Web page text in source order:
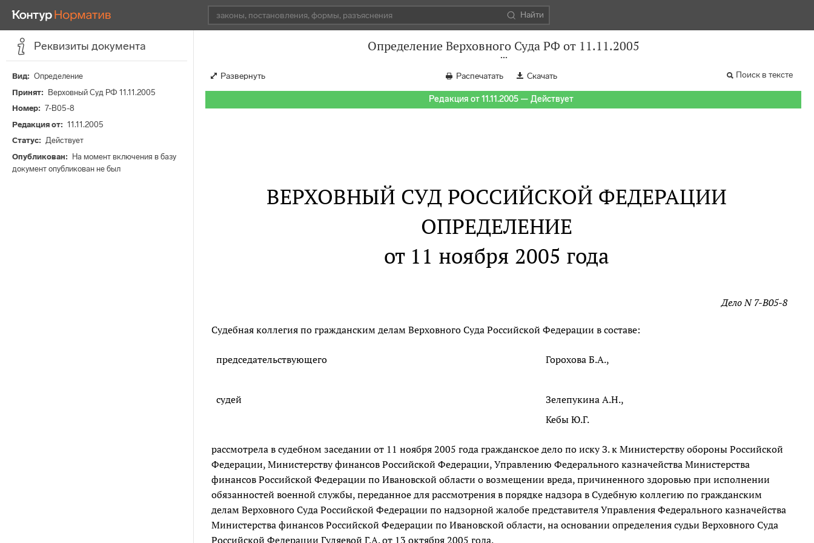
Найти
Реквизиты документа
Вид
Определение
Принят
Верховный Суд РФ 11.11.2005
Номер
7-В05-8
Редакция от
11.11.2005
Статус
Действует
Опубликован
На момент включения в базу
документ опубликован не был
Определение Верховного Суда РФ от 11.11.2005
Развернуть Распечатать Скачать Поиск в тексте
Редакция от 11.11.2005 — Действует
ВЕРХОВНЫЙ СУД РОССИЙСКОЙ ФЕДЕРАЦИИ
ОПРЕДЕЛЕНИЕ
от 11 ноября 2005 года
Дело N 7-В05-8
Судебная коллегия по гражданским делам Верховного Суда Российской Федерации в составе:
председательствующего Горохова Б.А.,
судей
Зелепукина А.Н.,
Кебы Ю.Г.
рассмотрела в судебном заседании от 11 ноября 2005 года гражданское дело по иску З. к Министерству обороны Российской
Федерации, Министерству финансов Российской Федерации, Управлению Федерального казначейства Министерства
финансов Российской Федерации по Ивановской области о возмещении вреда, причиненного здоровью при исполнении
обязанностей военной службы, переданное для рассмотрения в порядке надзора в Судебную коллегию по гражданским
делам Верховного Суда Российской Федерации по надзорной жалобе представителя Управления Федерального казначейства
Министерства финансов Российской Федерации по Ивановской области, на основании определения судьи Верховного Суда
Российской Федерации Гуляевой Г.А. от 13 октября 2005 года.